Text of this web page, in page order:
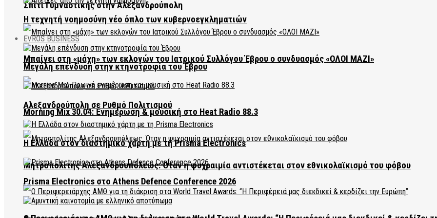
Σπίτι Γυμναστικής στην Αλεξανδρούπολη
Μπαίνει στη «μάχη» των εκλογών του Ιατρικού Συλλόγου Έβρου ο συνδυασμός «ΟΛΟΙ ΜΑΖΙ»
Morning Mix 30.04: Ενημέρωση & μουσική στο Heat Radio 88.3
Μητροπολίτης Αλεξανδρουπόλεως: Όταν η ψυχραιμία αντιστέκεται στον εθνικολαϊκισμό του φόβου
Η τεχνητή νοημοσύνη νέο όπλο των κυβερνοεγκληματιών
EVROS BUSINESS
Μεγάλη επένδυση στην κτηνοτροφία του Έβρου
Αλεξανδρούπολη σε Ρυθμό Πολιτισμού
Η Ελλάδα στον διαστημικό χάρτη με τη Prisma Electronics
Prisma Electronics στο Athens Defence Conference 2026